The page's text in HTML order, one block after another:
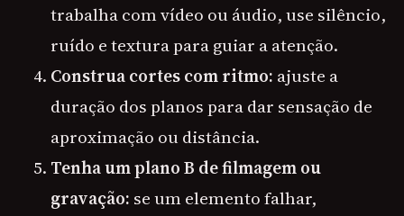
trabalha com vídeo ou áudio, use silêncio,
ruído e textura para guiar a atenção.
Construa cortes com ritmo: ajuste a
duração dos planos para dar sensação de
aproximação ou distância.
Tenha um plano B de filmagem ou
gravação: se um elemento falhar,